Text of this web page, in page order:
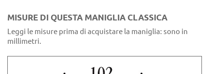
MISURE DI QUESTA MANIGLIA CLASSICA
Leggi le misure prima di acquistare la maniglia: sono in
millimetri.